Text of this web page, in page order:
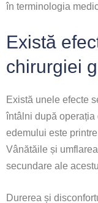
în terminologia
Există
chirurgiei
Există unele efecte
întâlni după operația
edemului este
Vânătăile și
secundare ale
Durerea și